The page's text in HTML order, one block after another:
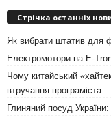
Стрічка останніх
Як вибрати штатив для
Електромотори на E-
Чому китайський
втручання програміста
Глиняний посуд